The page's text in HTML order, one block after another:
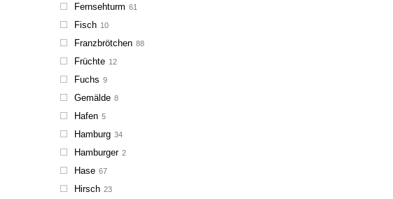
Fernsehturm 61
Fisch 10
Franzbrötchen 88
Früchte 12
Fuchs 9
Gemälde 8
Hafen 5
Hamburg 34
Hamburger 2
Hase 67
Hirsch 23